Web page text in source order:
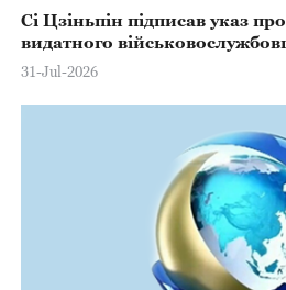
Сі Цзіньпін підписав указ
видатного
31-Jul-2026